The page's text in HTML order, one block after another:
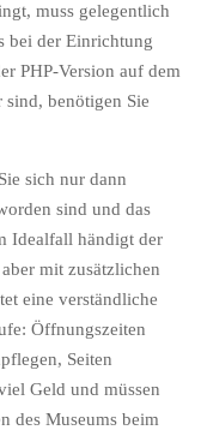
muss gelegentlich
bei der Einrichtung
PHP-Version auf dem
sind, benötigen Sie
sich nur dann
sind und das
Idealfall händigt der
mit zusätzlichen
eine verständliche
Öffnungszeiten
Seiten
Geld und müssen
des Museums beim